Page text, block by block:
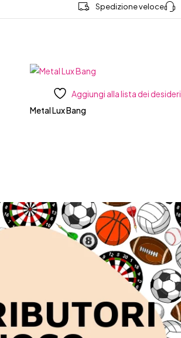
Spedizione veloce
Aggiungi alla lista dei desideri
Metal Lux Bang